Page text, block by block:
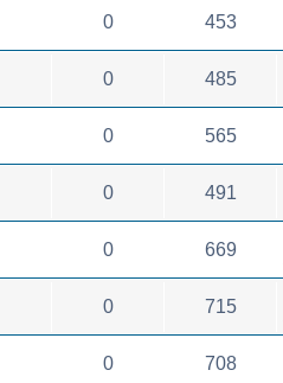
0 453
0 485
0 565
0 491
0 669
0 715
0 708